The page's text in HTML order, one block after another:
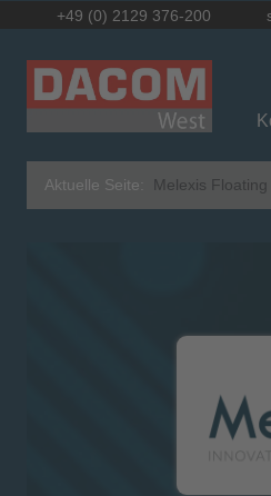
+49 (0) 2129 376-200
Aktuelle Seite: Melexis